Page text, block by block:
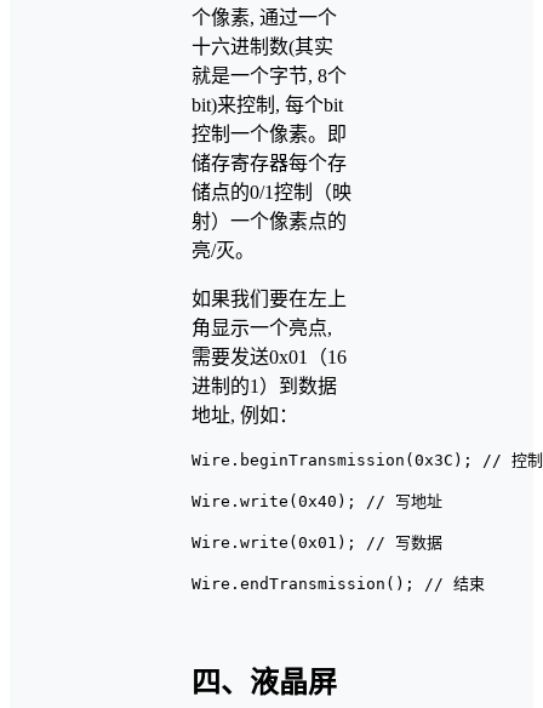
个像素, 通过一个
十六进制数(其实
就是一个字节, 8个
bit)来控制, 每个bit
控制一个像素。即
储存寄存器每个存
储点的0/1控制（映
射）一个像素点的
亮/灭。
如果我们要在左上
角显示一个亮点,
需要发送0x01（16
进制的1）到数据
地址, 例如：
Wire.beginTransmission(0x3C); // 控制
Wire.write(0x40); // 写地址
Wire.write(0x01); // 写数据
四、液晶屏